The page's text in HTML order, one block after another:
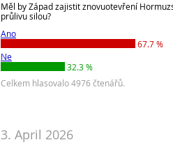
Měl by Západ zajistit znovuotevření
průlivu silou?
Ano
67.7 %
Ne
32.3 %
Celkem hlasovalo 4976 čtenářů.
3. April 2026